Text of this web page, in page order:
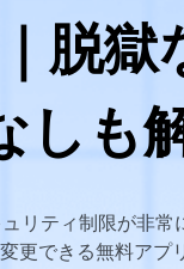
脱獄
しも
ュリティ制限が非常
更できる無料アプ